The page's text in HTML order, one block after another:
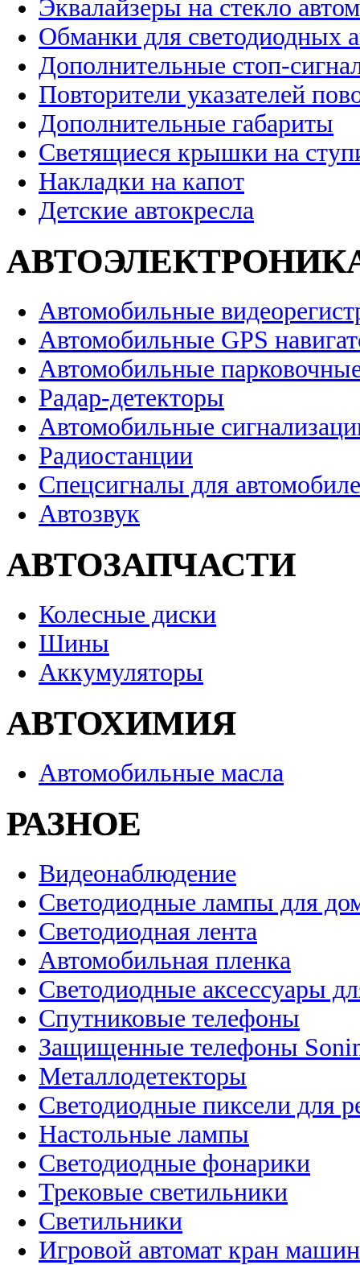
Эквалайзеры на стекло
Обманки для светодиодных
Дополнительные стоп-
Повторители указателей
Дополнительные габариты
Светящиеся крышки на
Накладки на капот
Детские автокресла
Автомобильные
Автомобильные GPS
Автомобильные
Радар-детекторы
Автомобильные
Радиостанции
Спецсигналы для
Автозвук
АВТОЗАПЧАСТИ
Колесные диски
Шины
Аккумуляторы
АВТОХИМИЯ
Автомобильные масла
РАЗНОЕ
Видеонаблюдение
Светодиодные лампы для
Светодиодная лента
Автомобильная пленка
Светодиодные аксессуары
Спутниковые телефоны
Защищенные телефоны
Металлодетекторы
Светодиодные пиксели для
Настольные лампы
Светодиодные фонарики
Трековые светильники
Светильники
Игровой автомат кран